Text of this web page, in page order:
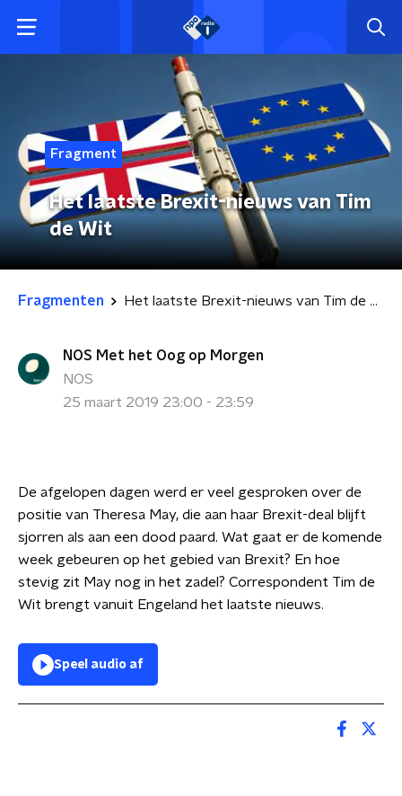
Fragment
Het laatste Brexit-nieuws van Tim
de Wit
Fragmenten Het laatste Brexit-nieuws van Tim de Wit
NOS Met het Oog op Morgen
NOS
25 maart 2019 23:00 - 23:59
De afgelopen dagen werd er veel gesproken over de
positie van Theresa May, die aan haar Brexit-deal blijft
sjorren als aan een dood paard. Wat gaat er de komende
week gebeuren op het gebied van Brexit? En hoe
stevig zit May nog in het zadel? Correspondent Tim de
Wit brengt vanuit Engeland het laatste nieuws.
Speel audio af